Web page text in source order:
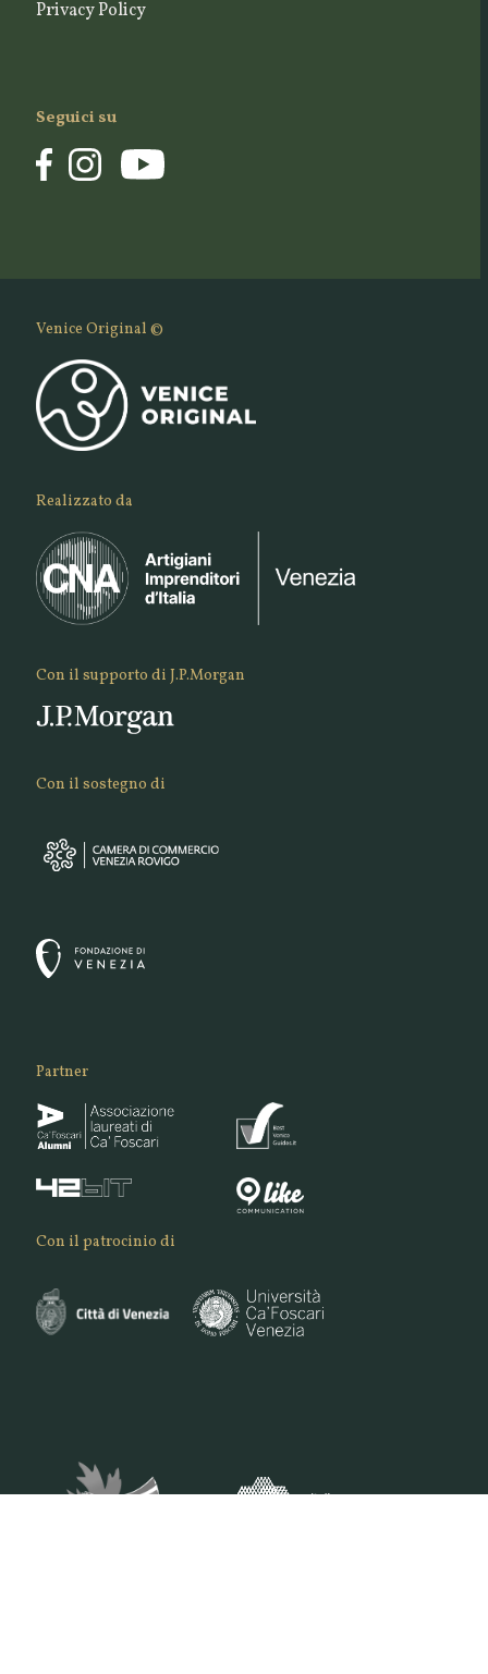
Privacy Policy
Seguici su
Venice Original ©
Realizzato da
Con il supporto di J.P.Morgan
Con il sostegno di
Partner
Con il patrocinio di